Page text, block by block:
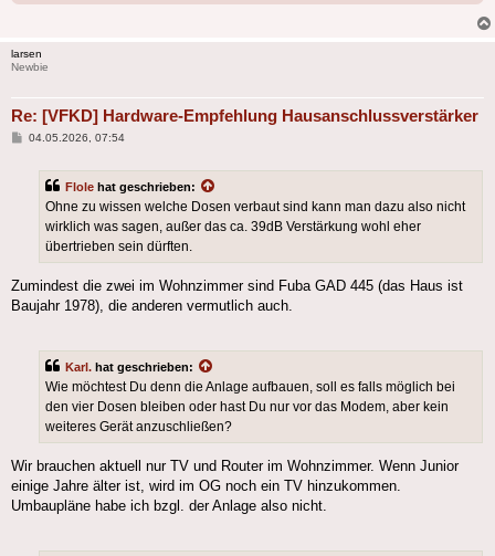
larsen
Newbie
Re: [VFKD] Hardware-Empfehlung Hausanschlussverstärker
Beitrag
04.05.2026, 07:54
Flole hat geschrieben:
Ohne zu wissen welche Dosen verbaut sind kann man dazu also nicht
wirklich was sagen, außer das ca. 39dB Verstärkung wohl eher
übertrieben sein dürften.
Zumindest die zwei im Wohnzimmer sind Fuba GAD 445 (das Haus ist
Baujahr 1978), die anderen vermutlich auch.
Karl. hat geschrieben:
Wie möchtest Du denn die Anlage aufbauen, soll es falls möglich bei
den vier Dosen bleiben oder hast Du nur vor das Modem, aber kein
weiteres Gerät anzuschließen?
Wir brauchen aktuell nur TV und Router im Wohnzimmer. Wenn Junior
einige Jahre älter ist, wird im OG noch ein TV hinzukommen.
Umbaupläne habe ich bzgl. der Anlage also nicht.